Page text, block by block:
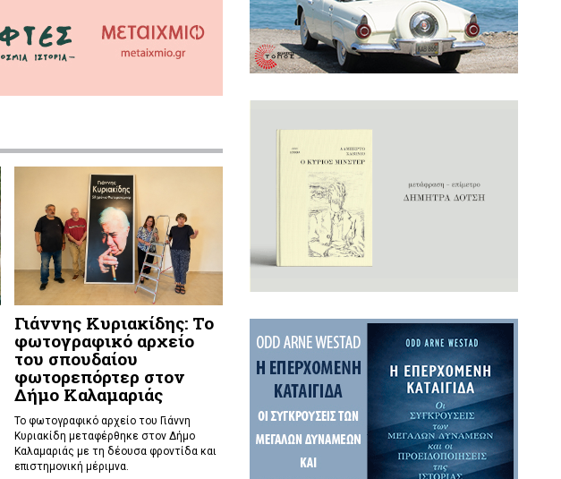
Γιάννης Κυριακίδης: Το
φωτογραφικό αρχείο
του σπουδαίου
φωτορεπόρτερ στον
Δήμο Καλαμαριάς
Το φωτογραφικό αρχείο του Γιάννη
Κυριακίδη μεταφέρθηκε στον Δήμο
Καλαμαριάς με τη δέουσα φροντίδα και
επιστημονική μέριμνα.